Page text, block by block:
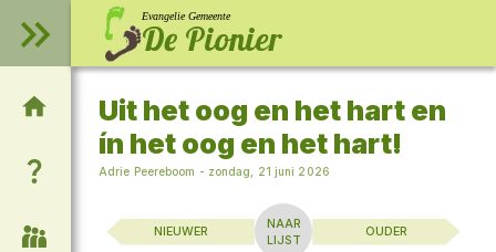
Evangelie Gemeente
De Pionier
Uit het oog en het hart en
ín het oog en het hart!
Adrie Peereboom - zondag, 21 juni 2026
NIEUWER
NAAR
LIJST
OUDER
Welkom op onze website!
Wie zijn wij?
Samenkomsten